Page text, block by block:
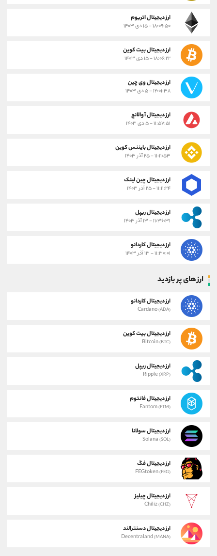
ارز دیجیتال اتریوم
۱۸:۰۹:۵۰ - ۱۵ دی ۱۴۰۳
ارز دیجیتال بیت کوین
۱۸:۰۶:۲۲ - ۱۵ دی ۱۴۰۳
ارز دیجیتال وی چین
۱۲:۰۱:۳۸ - ۵ دی ۱۴۰۳
ارز دیجیتال آوالانچ
۱۱:۵۷:۵۱ - ۵ دی ۱۴۰۳
ارز دیجیتال بایننس کوین
۱۱:۱۱:۵۳ - ۲۵ آذر ۱۴۰۳
ارز دیجیتال چین لینک
۱۱:۱۱:۲۴ - ۲۵ آذر ۱۴۰۳
ارز دیجیتال ریپل
۱۱:۳۶:۳۱ - ۱۳ آذر ۱۴۰۳
ارز دیجیتال کاردانو
۱۱:۳۰:۰۱ - ۱۳ آذر ۱۴۰۳
ارز های پر بازدید
ارز دیجیتال کاردانو
Cardano(ADA)
ارز دیجیتال بیت کوین
Bitcoin(BTC)
ارز دیجیتال ریپل
Ripple(XRP)
ارز دیجیتال فانتوم
Fantom(FTM)
ارز دیجیتال سولانا
Solana (SOL)
ارز دیجیتال فگ
FEGtoken(FEG)
ارز دیجیتال چیلیز
Chiliz(CHZ)
ارز دیجیتال دسنترالند
Decentraland(MANA)